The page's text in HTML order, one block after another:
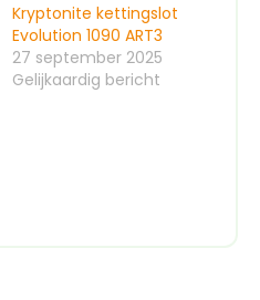
Kryptonite kettingslot
Evolution 1090 ART3
27 september 2025
Gelijkaardig bericht